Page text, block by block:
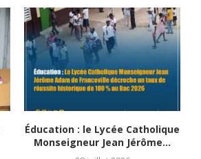
Éducation : le Lycée Catholique
Monseigneur Jean Jérôme...